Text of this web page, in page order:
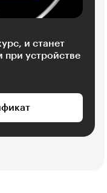
и станет
при устройстве